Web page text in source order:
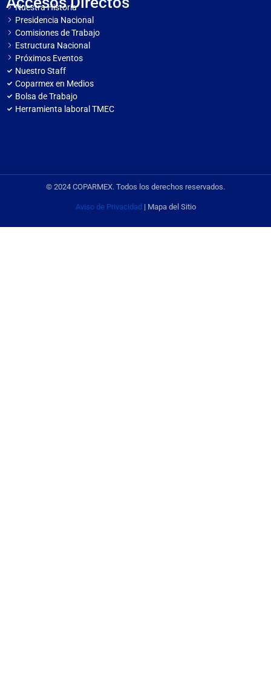
Nuestra Historia
Presidencia Nacional
Comisiones de Trabajo
Estructura Nacional
Próximos Eventos
Nuestro Staff
Coparmex en Medios
Bolsa de Trabajo
Herramienta laboral TMEC
© 2024 COPARMEX. Todos los derechos reservados.
Aviso de Privacidad| Mapa del Sitio